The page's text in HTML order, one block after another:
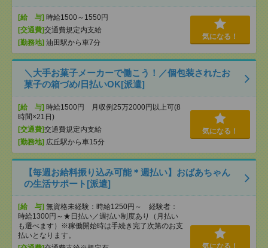
[給 与] 時給1500～1550円
[交通費]交通費規定内支給
[勤務地] 油田駅から車7分
気になる！
＼大手お菓子メーカーで働こう！／個包装されたお
菓子の箱づめ/日払いOK[派遣]
[給 与] 時給1500円 月収例25万2000円以上可(8
時間×21日)
[交通費]交通費規定内支給
[勤務地] 広丘駅から車15分
気になる！
【毎週お給料振り込み可能＊週払い】おばあちゃん
の生活サポート[派遣]
[給 与] 無資格未経験：時給1250円～ 経験者：
時給1300円～★日払い／週払い制度あり（月払い
も選べます）※稼働開始時は手続き完了次第のお支
払いとなります。
気になる！